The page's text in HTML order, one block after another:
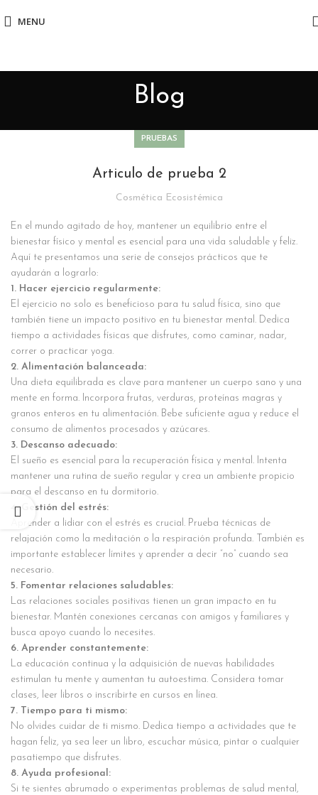
MENU
Blog
PRUEBAS
Articulo de prueba 2
Cosmética Ecosistémica
En el mundo agitado de hoy, mantener un equilibrio entre el
bienestar físico y mental es esencial para una vida saludable y feliz.
Aquí te presentamos una serie de consejos prácticos que te
ayudarán a lograrlo:
1. Hacer ejercicio regularmente:
El ejercicio no solo es beneficioso para tu salud física, sino que
también tiene un impacto positivo en tu bienestar mental. Dedica
tiempo a actividades físicas que disfrutes, como caminar, nadar,
correr o practicar yoga.
2. Alimentación balanceada:
Una dieta equilibrada es clave para mantener un cuerpo sano y una
mente en forma. Incorpora frutas, verduras, proteínas magras y
granos enteros en tu alimentación. Bebe suficiente agua y reduce el
consumo de alimentos procesados y azúcares.
3. Descanso adecuado:
El sueño es esencial para la recuperación física y mental. Intenta
mantener una rutina de sueño regular y crea un ambiente propicio
para el descanso en tu dormitorio.
4. Gestión del estrés:
Aprender a lidiar con el estrés es crucial. Prueba técnicas de
relajación como la meditación o la respiración profunda. También es
importante establecer límites y aprender a decir “no” cuando sea
necesario.
5. Fomentar relaciones saludables:
Las relaciones sociales positivas tienen un gran impacto en tu
bienestar. Mantén conexiones cercanas con amigos y familiares y
busca apoyo cuando lo necesites.
6. Aprender constantemente:
La educación continua y la adquisición de nuevas habilidades
estimulan tu mente y aumentan tu autoestima. Considera tomar
clases, leer libros o inscribirte en cursos en línea.
7. Tiempo para ti mismo:
No olvides cuidar de ti mismo. Dedica tiempo a actividades que te
hagan feliz, ya sea leer un libro, escuchar música, pintar o cualquier
pasatiempo que disfrutes.
8. Ayuda profesional:
Si te sientes abrumado o experimentas problemas de salud mental,